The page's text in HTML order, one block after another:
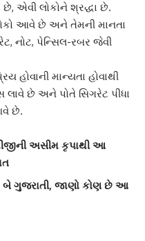
છે, એવી લોકોને શ્રદ્ધા છે.
આવે છે અને તેમની માનતા
નોટ, પેન્સિલ-રબર જેવી
હોવાની માન્યતા હોવાથી
લાવે છે અને પોતે સિગરેટ પીધા
છે.
અસીમ કૃપાથી આ
બે ગુજરાતી, જાણો કોણ છે આ